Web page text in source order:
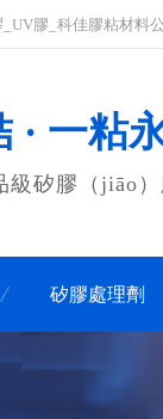
膠_科佳膠粘材料
· 一粘
級矽膠（jiāo
矽膠處理劑